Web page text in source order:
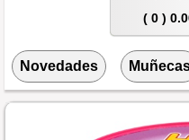
( 0 )
Novedades